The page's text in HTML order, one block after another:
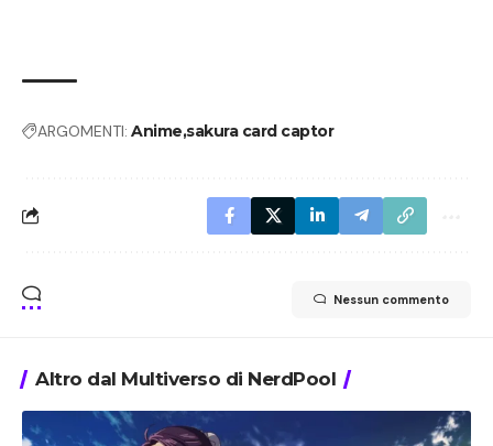
ARGOMENTI: Anime sakura card captor
Nessun commento
Altro dal Multiverso di NerdPool